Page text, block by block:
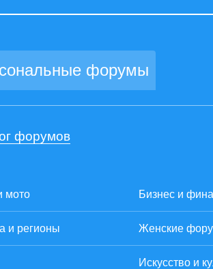
форумы
форумов
мото Бизнес и
и регионы Женские
Искусство и